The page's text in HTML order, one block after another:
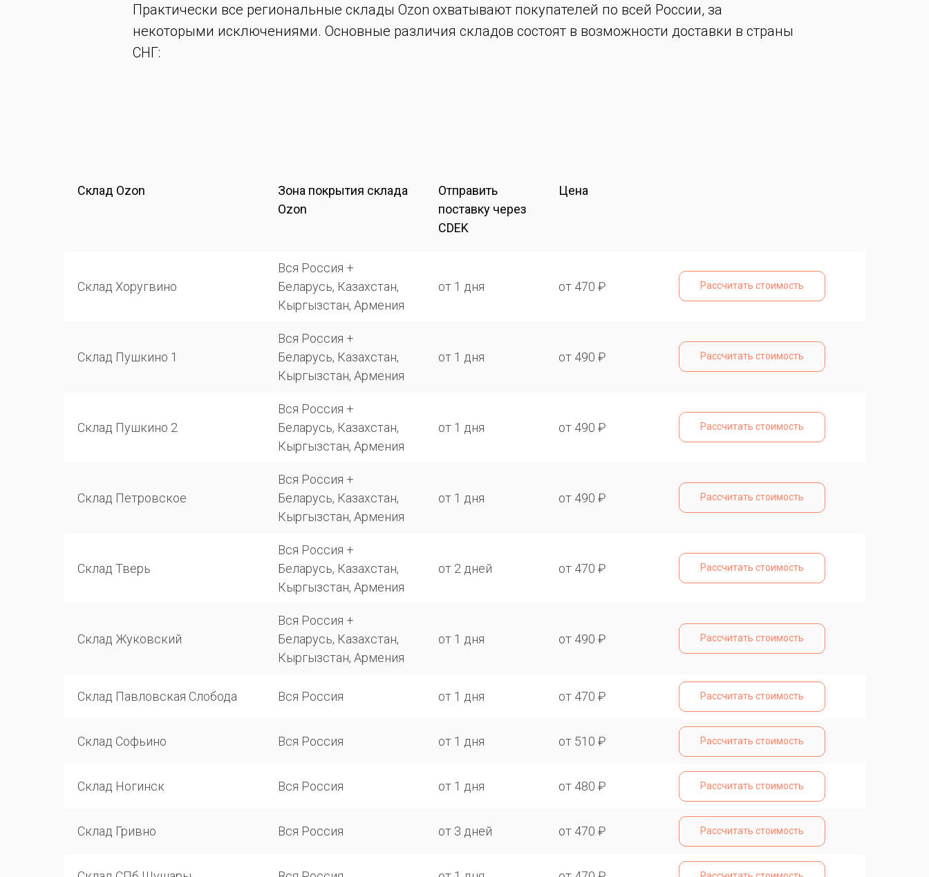
Практически все региональные склады Ozon охватывают покупателей по всей России, за
некоторыми исключениями. Основные различия складов состоят в возможности доставки в страны
СНГ:
Склад Ozon
Зона покрытия склада
Ozon
Отправить
поставку через
CDEK
Цена
Склад Хоругвино
Вся Россия +
Беларусь, Казахстан,
Кыргызстан, Армения
от 1 дня от 470 ₽ Рассчитать стоимость
Склад Пушкино 1
Вся Россия +
Беларусь, Казахстан,
Кыргызстан, Армения
от 1 дня от 490 ₽ Рассчитать стоимость
Склад Пушкино 2
Вся Россия +
Беларусь, Казахстан,
Кыргызстан, Армения
от 1 дня от 490 ₽ Рассчитать стоимость
Склад Петровское
Вся Россия +
Беларусь, Казахстан,
Кыргызстан, Армения
от 1 дня от 490 ₽ Рассчитать стоимость
Склад Тверь
Вся Россия +
Беларусь, Казахстан,
Кыргызстан, Армения
от 2 дней от 470 ₽ Рассчитать стоимость
Склад Жуковский
Вся Россия +
Беларусь, Казахстан,
Кыргызстан, Армения
от 1 дня от 490 ₽ Рассчитать стоимость
Склад Павловская Слобода Вся Россия от 1 дня от 470 ₽ Рассчитать стоимость
Склад Софьино Вся Россия от 1 дня от 510 ₽ Рассчитать стоимость
Склад Ногинск Вся Россия от 1 дня от 480 ₽ Рассчитать стоимость
Склад Гривно Вся Россия от 3 дней от 470 ₽ Рассчитать стоимость